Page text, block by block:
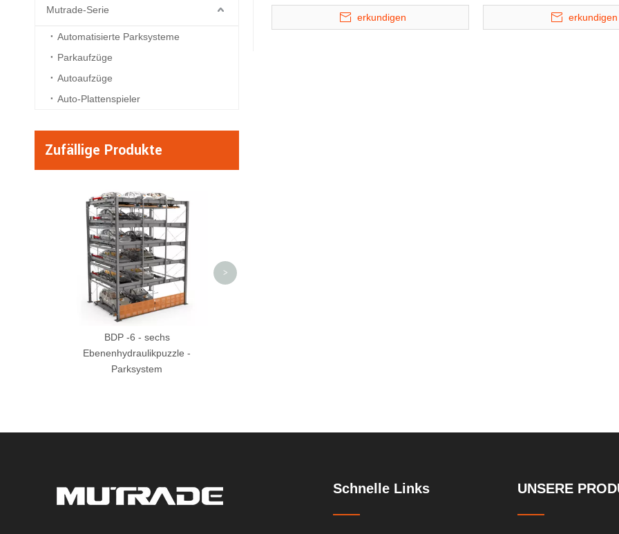
Mutrade-Serie
Automatisierte Parksysteme
Parkaufzüge
Autoaufzüge
Auto-Plattenspieler
Zufällige Produkte
BDP -6 - sechs
Ebenenhydraulikpuzzle -
Parksystem
>
erkundigen erkundigen
Schnelle Links UNSERE